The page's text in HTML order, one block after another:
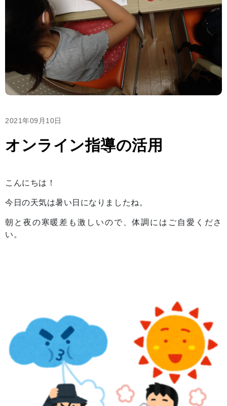
2021年09月10日
オンライン指導の活用
こんにちは！
今日の天気は暑い日になりましたね。
朝と夜の寒暖差も激しいので、体調にはご自愛くださ
い。